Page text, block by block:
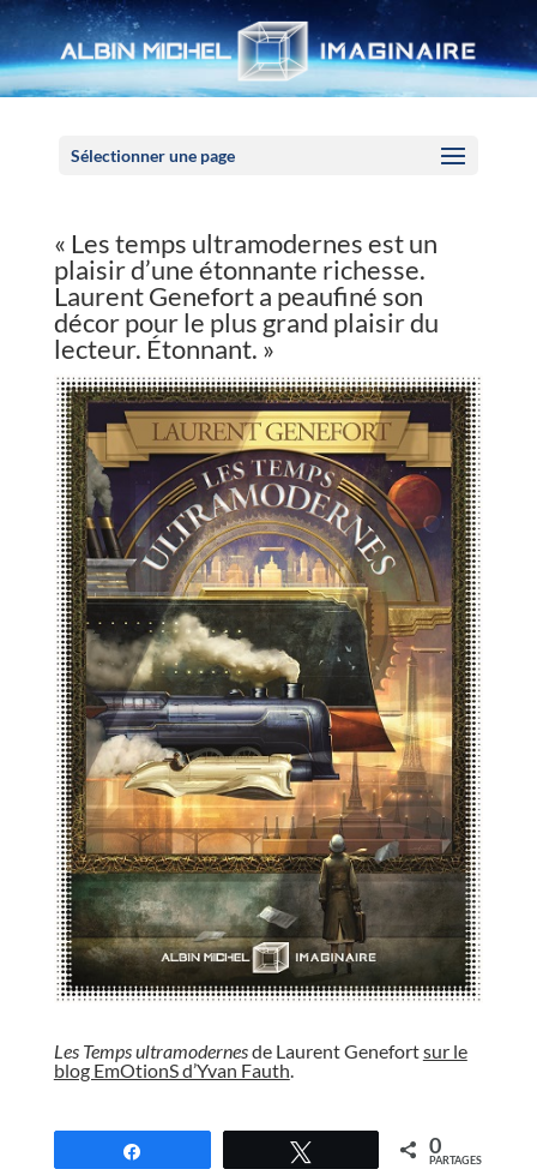
Sélectionner une page
« Les temps ultramodernes est un
plaisir d’une étonnante richesse.
Laurent Genefort a peaufiné son
décor pour le plus grand plaisir du
lecteur. Étonnant. »
Les Temps ultramodernesde Laurent Genefortsur le
blog EmOtionS d’Yvan Fauth.
0
PARTAGES
Panneau de gestion des cookies